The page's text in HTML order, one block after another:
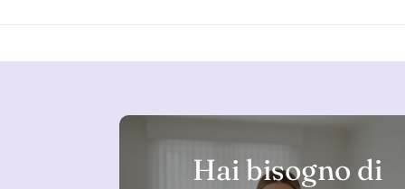
Hai bisogno di